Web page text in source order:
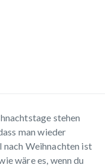
stehen
man wieder
nach Weihnachten ist
wäre es, wenn du